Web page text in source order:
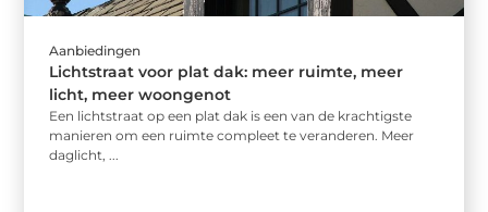
Aanbiedingen
Lichtstraat voor plat dak: meer ruimte, meer
licht, meer woongenot
Een lichtstraat op een plat dak is een van de krachtigste
manieren om een ruimte compleet te veranderen. Meer
daglicht, ...